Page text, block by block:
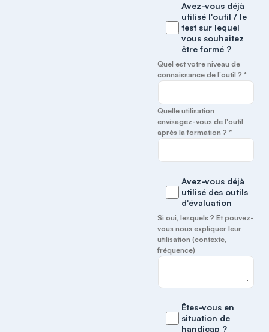
Avez-vous déjà
utilisé l'outil / le
test sur lequel
vous souhaitez
être formé ?
Quel est votre niveau de
connaissance de l'outil ? *
Quelle utilisation
envisagez-vous de l'outil
après la formation ? *
Avez-vous déjà
utilisé des outils
d'évaluation
Si oui, lesquels ? Et pouvez-
vous nous expliquer leur
utilisation (contexte,
fréquence)
Êtes-vous en
situation de
handicap ?